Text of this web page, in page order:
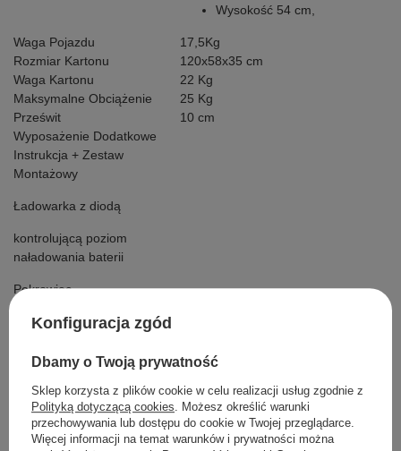
Wysokość 54 cm,
Waga Pojazdu
17,5Kg
Rozmiar Kartonu
120x58x35 cm
Waga Kartonu
22 Kg
Maksymalne Obciążenie
25 Kg
Prześwit
10 cm
Wyposażenie Dodatkowe
Instrukcja + Zestaw
Montażowy
Ładowarka z diodą
kontrolującą poziom
naładowania baterii
Pokrowiec,
Szczegółowe dane
Opinie
Konfiguracja zgód
Dbamy o Twoją prywatność
Sklep korzysta z plików cookie w celu realizacji usług zgodnie z
Polityką dotyczącą cookies . Możesz określić warunki
przechowywania lub dostępu do cookie w Twojej przeglądarce.
Więcej informacji na temat warunków i prywatności można